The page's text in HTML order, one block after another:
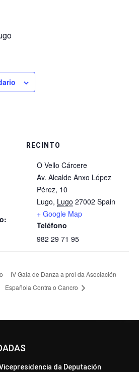
RECINTO
O Vello Cárcere
Av. Alcalde Anxo López
Pérez, 10
Lugo, Lugo 27002 Spain
+ Google Map
Teléfono
982 29 71 95
IV Gala de Danza a prol da Asociación
Española Contra o Cancro
da Deputación